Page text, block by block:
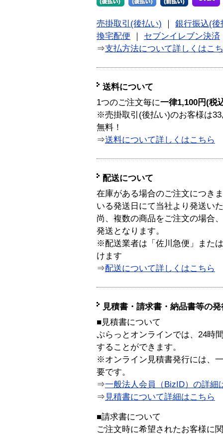
売掛取引(後払い)
銀行振込(後
換宅配便
セブンイレブン決済
⇒支払方法について詳しくはこ
送料について
1つのご注文毎に一律1,100円(税
※売掛取引(後払い)のお客様は
無料！
⇒送料について詳しくはこちら
配送について
在庫がある場合のご注文につき
いる発送日にて当社より発送い
尚、複数の商品をご注文の場合
発送となります。
※配送業者は「佐川急便」また
けます
⇒配送について詳しくはこちら
見積書・請求書・納品書等の
■見積書について
ぷらっとオンラインでは、24時
することができます。
※オンライン見積書発行には、
要です。
⇒一般法人会員（BizID）の詳細
⇒ 見積書について詳細はこちら
■請求書について
ご注文時に希望されたお客様に